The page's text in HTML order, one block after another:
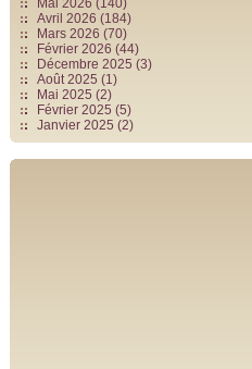
Mai 2026 (140)
Avril 2026 (184)
Mars 2026 (70)
Février 2026 (44)
Décembre 2025 (3)
Août 2025 (1)
Mai 2025 (2)
Février 2025 (5)
Janvier 2025 (2)